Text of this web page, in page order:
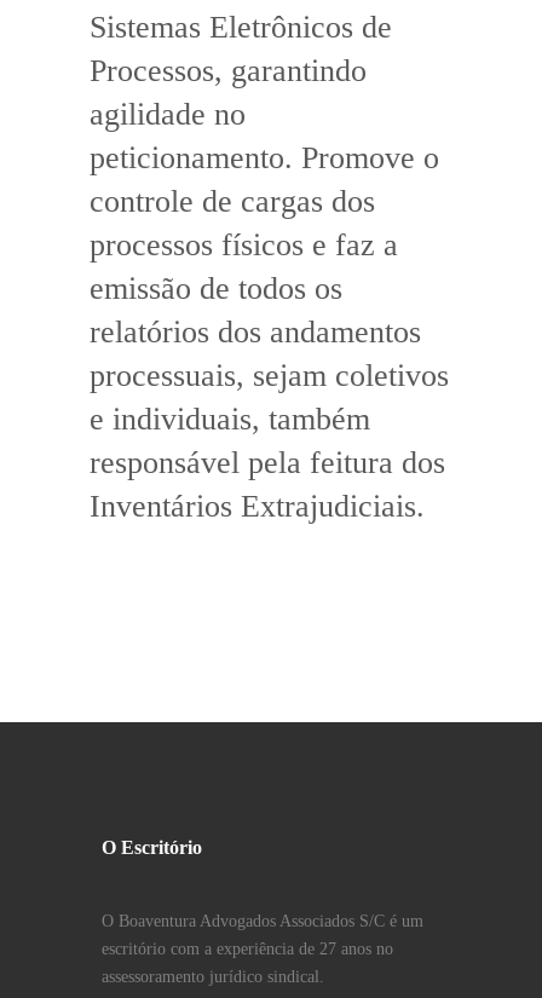
Sistemas Eletrônicos de
Processos, garantindo
agilidade no
peticionamento. Promove o
controle de cargas dos
processos físicos e faz a
emissão de todos os
relatórios dos andamentos
processuais, sejam coletivos
e individuais, também
responsável pela feitura dos
Inventários Extrajudiciais.
O Escritório
O Boaventura Advogados Associados S/C é um
escritório com a experiência de 27 anos no
assessoramento jurídico sindical.